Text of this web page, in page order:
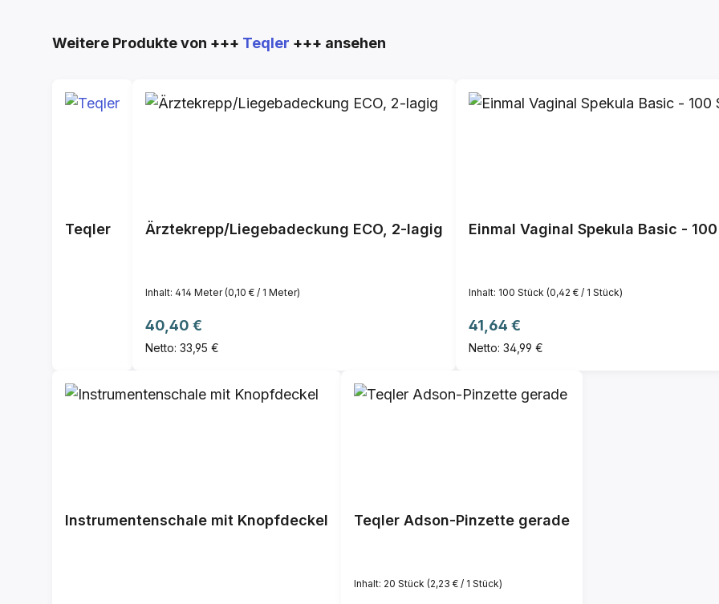
Produktgalerie überspringen
Weitere Produkte von +++ Teqler +++ ansehen
Teqler Ärztekrepp/Liegebadeckung ECO, 2-lagig
Inhalt: 414 Meter(0,10 € / 1 Meter)
Regulärer Preis:
40,40 €
Netto: 33,95 €
Einmal Vaginal Spekula Basic -
Inhalt: 100 Stück (0,42 € / 1 Stück)
Regulärer Preis:
41,64 €
Netto: 34,99 €
Instrumentenschale mit Knopfdeckel Teqler Adson-Pinzette gerade
Inhalt: 20 Stück (2,23 € / 1 Stück)